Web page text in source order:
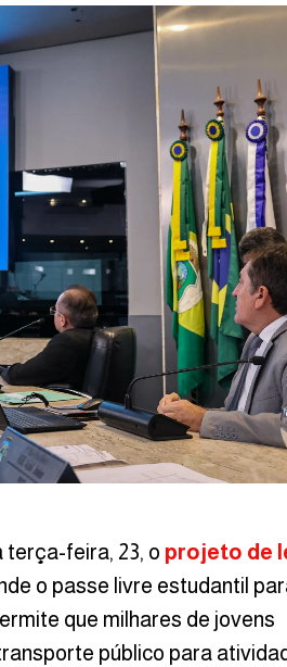
feira, 23, o projeto de
o passe livre estudantil
que milhares de jovens
público para